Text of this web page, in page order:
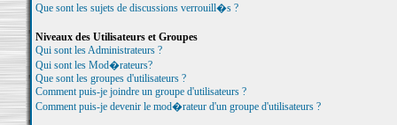
Que sont les sujets de discussions verrouill�s ?
Niveaux des Utilisateurs et Groupes
Qui sont les Administrateurs ?
Qui sont les Mod�rateurs?
Que sont les groupes d'utilisateurs ?
Comment puis-je joindre un groupe d'utilisateurs ?
Comment puis-je devenir le mod�rateur d'un groupe d'utilisateurs ?